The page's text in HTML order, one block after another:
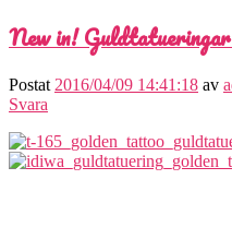
New in!
Postat 2016/04/09 14:41:18 av
Svara